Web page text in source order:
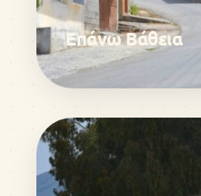
Επάνω Βάθεια